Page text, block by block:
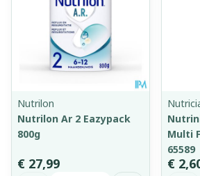
Nutrilon
Nutrilon Ar 2 Eazypack
800g
€ 27,99
Multi
65589
€